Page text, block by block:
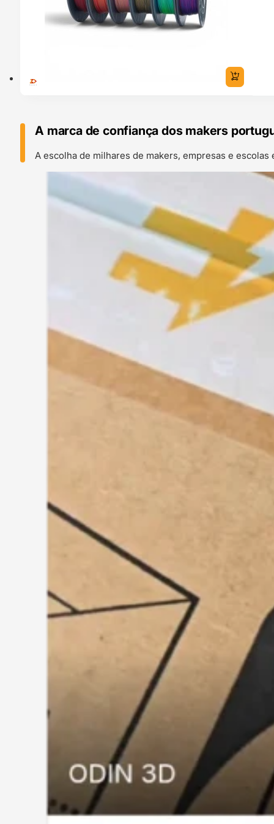
A marca de confiança dos makers
A escolha de milhares de makers, empresas e escolas